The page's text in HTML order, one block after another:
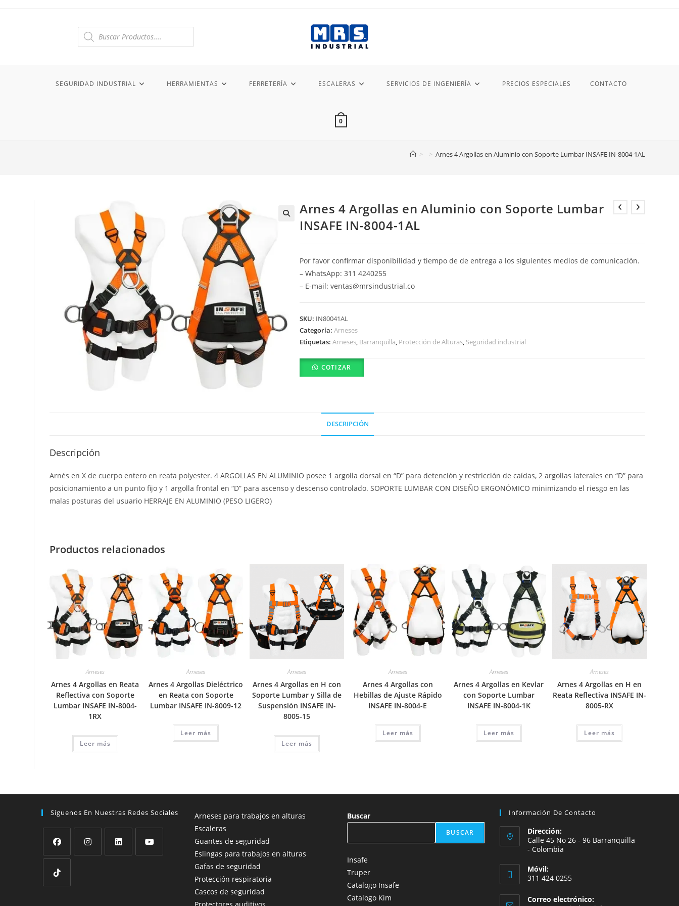
Búsqueda
SEGURIDAD INDUSTRIAL HERRAMIENTAS FERRETERÍA ESCALERAS SERVICIOS DE INGENIERÍA PRECIOS ESPECIALES CONTACTO
0
> > Arnes 4 Argollas en Aluminio con Soporte Lumbar INSAFE IN-8004-1AL
Arnes 4 Argollas en Aluminio con Soporte Lumbar
INSAFE IN-8004-1AL
Por favor confirmar disponibilidad y tiempo de de entrega a los siguientes medios de comunicación.
– WhatsApp: 311 4240255
– E-mail: ventas@mrsindustrial.co
SKU: IN80041AL
Categoría:Arneses
Etiquetas:Arneses Barranquilla Protección de Alturas Seguridad industrial
COTIZAR
DESCRIPCIÓN
Descripción
Arnés en X de cuerpo entero en reata polyester. 4 ARGOLLAS EN ALUMINIO posee 1 argolla dorsal en “D” para detención y restricción de caídas, 2 argollas laterales en “D” para
posicionamiento a un punto fijo y 1 argolla frontal en “D” para ascenso y descenso controlado. SOPORTE LUMBAR CON DISEÑO ERGONÓMICO minimizando el riesgo en las
malas posturas del usuario HERRAJE EN ALUMINIO (PESO LIGERO)
Productos relacionados
Arneses
Arnes 4 Argollas en Reata
Reflectiva con Soporte
Lumbar INSAFE IN-8004-
1RX
Leer más
Arneses
Arnes 4 Argollas Dieléctrico
en Reata con Soporte
Lumbar INSAFE IN-8009-12
Leer más
Arneses
Arnes 4 Argollas en H con
Soporte Lumbar y Silla de
Suspensión INSAFE IN-
8005-15
Leer más
Arneses
Arnes 4 Argollas con
Hebillas de Ajuste Rápido
INSAFE IN-8004-E
Leer más
Arneses
Arnes 4 Argollas en Kevlar
con Soporte Lumbar
INSAFE IN-8004-1K
Leer más
Arneses
Arnes 4 Argollas en H en
Reata Reflectiva INSAFE IN-
8005-RX
Leer más
Síguenos En Nuestras Redes Sociales
Se
abre
en
Arneses para trabajos en alturas
Escaleras
Guantes de seguridad
Eslingas para trabajos en alturas
Gafas de seguridad
Protección respiratoria
Cascos de seguridad
Buscar
BUSCAR
Insafe
Truper
Catalogo Insafe
Catalogo Kim
Información De Contacto
Dirección:
Calle 45 No 26 - 96 Barranquilla
- Colombia
Móvil:
311 424 0255
Correo electrónico: